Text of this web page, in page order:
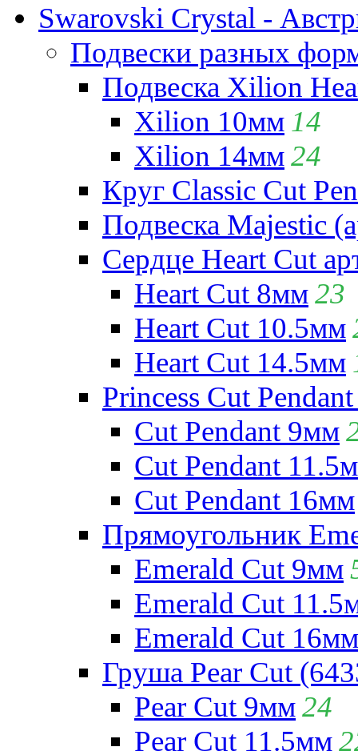
Swarovski Crystal -
Подвески разных
Подвеска Xilion
Xilion 10мм 14
Xilion 14мм24
Круг Classic Cut
Подвеска Majestic
Сердце Heart Cut
Heart Cut 8мм23
Heart Cut 10.5мм
Heart Cut 14.5мм
Princess Cut
Cut Pendant 9мм
Cut Pendant
Cut Pendant 16мм
Прямоугольник
Emerald Cut 9мм
Emerald Cut
Emerald Cut 16мм
Груша Pear Cut
Pear Cut 9мм24
Pear Cut 11.5мм